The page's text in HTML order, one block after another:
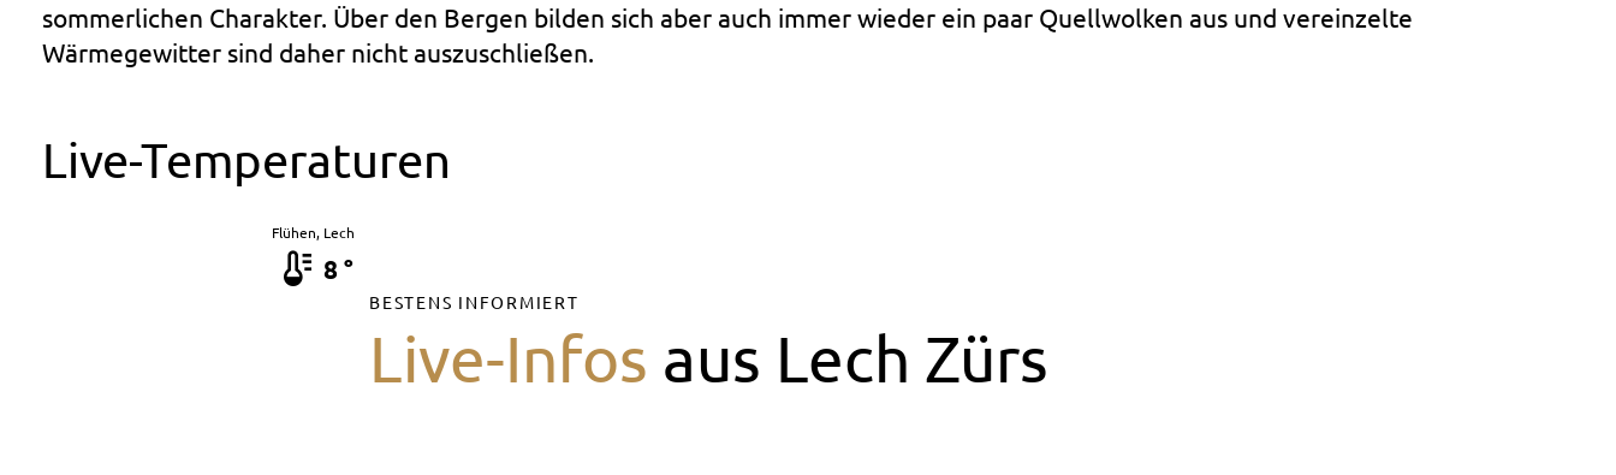
sommerlichen Charakter. Über den Bergen bilden sich aber auch immer wieder ein paar Quellwolken aus und vereinzelte
Wärmegewitter sind daher nicht auszuschließen.
Live-Temperaturen
Flühen, Lech
8 °
BESTENS INFORMIERT
Live-Infos aus Lech Zürs